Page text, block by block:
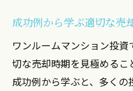
成功者が実践し
地域別戦略で利
売却タイミングを知
利益を生む売却
成功例から学ぶ適切な売
ワンルームマンション投
切な売却時期を見極める
成功例から学ぶと、多く